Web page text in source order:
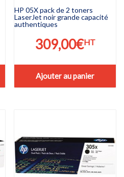
HP 05X pack de 2 toners
LaserJet noir grande capacité
authentiques
309,00€HT
Ajouter au panier